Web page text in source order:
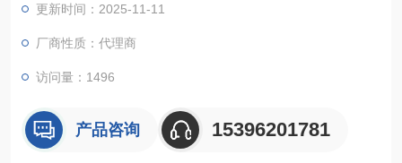
更新时间：2025-11-11
厂商性质：代理商
访问量：1496
产品咨询 15396201781